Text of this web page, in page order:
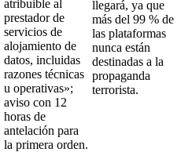
atribuible al
prestador de
servicios de
alojamiento de
datos, incluidas
razones técnicas
u operativas»;
aviso con 12
horas de
antelación para
la primera orden.
llegará, ya que
más del 99 % de
las plataformas
nunca están
destinadas a la
propaganda
terrorista.